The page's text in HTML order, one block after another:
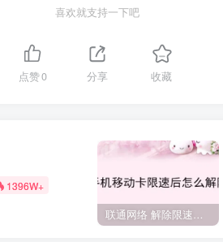
喜欢就支持一下吧
点赞0 分享 收藏
1396W+
联通网络 解除限速方法参考！畅享、畅玩、老白干等及其它地区自测了